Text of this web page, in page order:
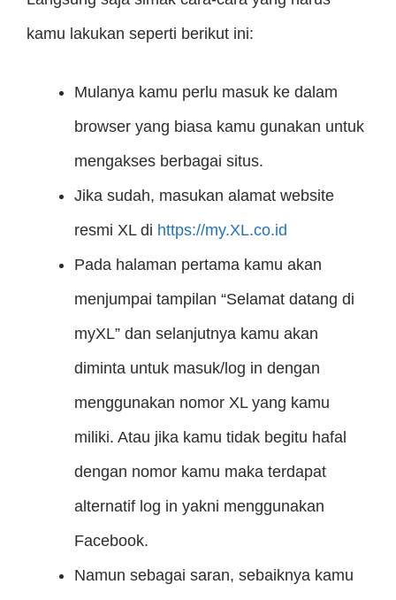
kamu lakukan seperti berikut ini:
Mulanya kamu perlu masuk ke dalam
browser yang biasa kamu gunakan untuk
mengakses berbagai situs.
Jika sudah, masukan alamat website
resmi XL di https://my.XL.co.id
Pada halaman pertama kamu akan
menjumpai tampilan “Selamat datang di
myXL” dan selanjutnya kamu akan
diminta untuk masuk/log in dengan
menggunakan nomor XL yang kamu
miliki. Atau jika kamu tidak begitu hafal
dengan nomor kamu maka terdapat
alternatif log in yakni menggunakan
Facebook.
Namun sebagai saran, sebaiknya kamu